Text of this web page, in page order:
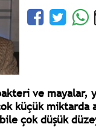
ve
küçük miktarda
çok düşük